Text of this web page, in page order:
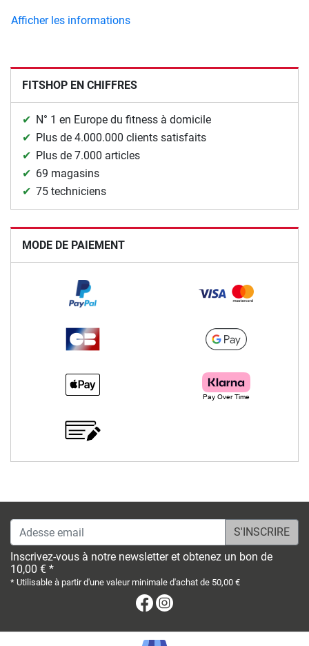
Afficher les informations
FITSHOP EN CHIFFRES
N° 1 en Europe du fitness à domicile
Plus de 4.000.000 clients satisfaits
Plus de 7.000 articles
69 magasins
75 techniciens
MODE DE PAIEMENT
Adesse email
Inscrivez-vous à notre newsletter et obtenez un bon de
10,00 € *
* Utilisable à partir d'une valeur minimale d'achat de 50,00 €
Facebook